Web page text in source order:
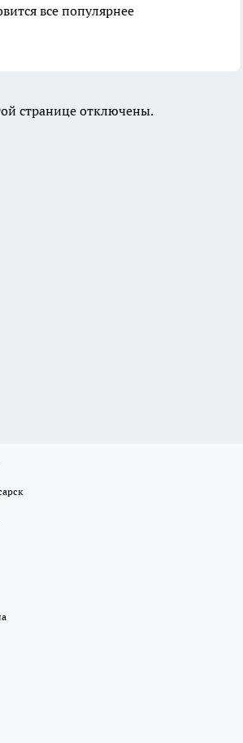
все популярнее
странице отключены.